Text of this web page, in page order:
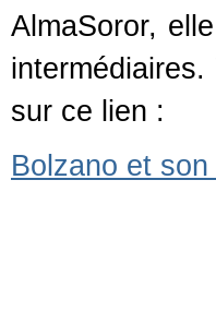
AlmaSoror,
sur ce lien :
Bolzano et